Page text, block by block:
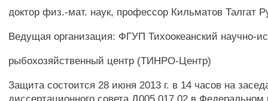
доктор физ.-мат. наук, профессор Кильматов Талгат
Ведущая организация: ФГУП Тихоокеанский научно-
рыбохозяйственный центр (ТИНРО-Центр)
Защита состоится 28 июня 2013 г. в 14 часов на
диссертационного совета Д005.017.02 в Федеральном